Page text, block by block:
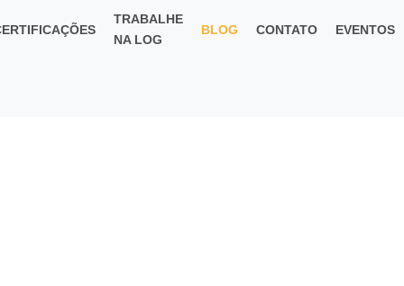
TRABALHE
NA LOG
BLOG CONTATO EVENTOS